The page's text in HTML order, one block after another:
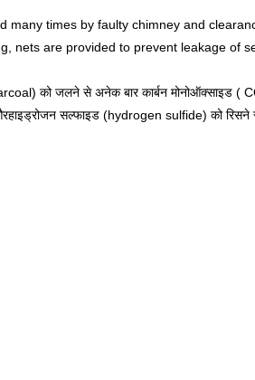
many times by faulty chimney and
nets are provided to prevent leakage
को जलने से अनेक बार कार्बन मोनोऑक्साइड (
सल्फाइड (hydrogen sulfide) को